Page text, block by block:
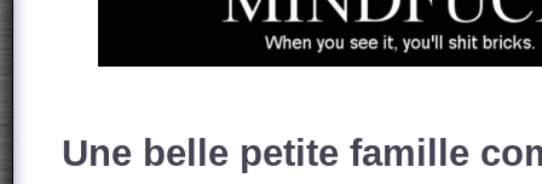
Une belle petite famille